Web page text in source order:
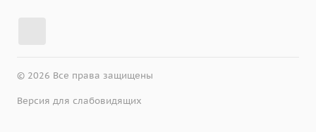
© 2026 Все права защищены
Версия для слабовидящих